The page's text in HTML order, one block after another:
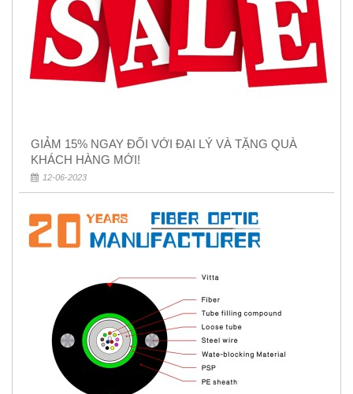
GIẢM 15% NGAY ĐỐI VỚI ĐẠI LÝ VÀ TẶNG QUÀ
KHÁCH HÀNG MỚI!
12-06-2023